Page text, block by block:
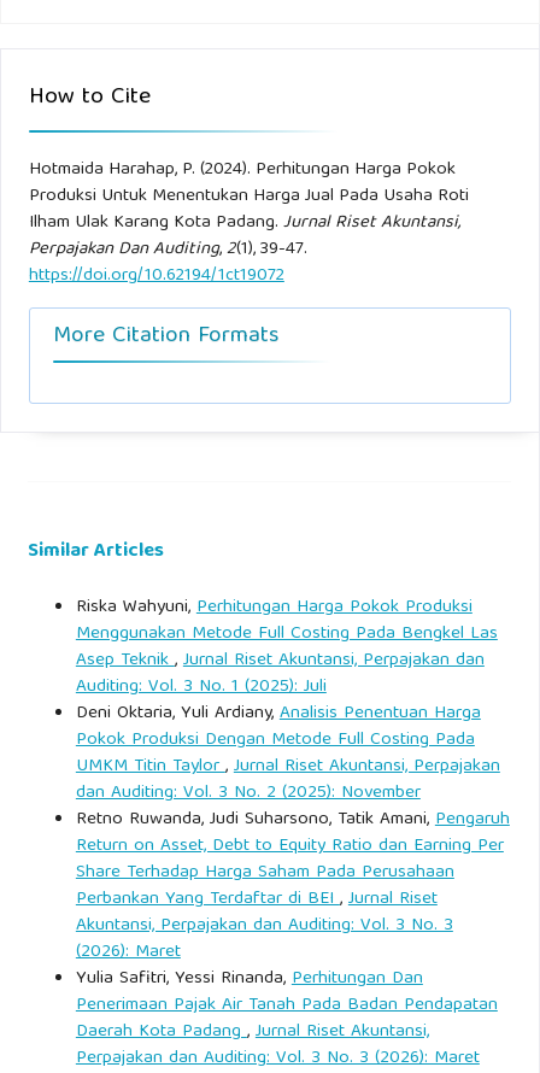
How to Cite
Hotmaida Harahap, P. (2024). Perhitungan Harga Pokok
Produksi Untuk Menentukan Harga Jual Pada Usaha Roti
Ilham Ulak Karang Kota Padang.Jurnal Riset Akuntansi,
Perpajakan Dan Auditing,2(1), 39-47.
https://doi.org/10.62194/1ct19072
More Citation Formats
Similar Articles
Riska Wahyuni,Perhitungan Harga Pokok Produksi
Menggunakan Metode Full Costing Pada Bengkel Las
Asep Teknik,Jurnal Riset Akuntansi, Perpajakan dan
Auditing: Vol. 3 No. 1 (2025): Juli
Deni Oktaria, Yuli Ardiany,Analisis Penentuan Harga
Pokok Produksi Dengan Metode Full Costing Pada
UMKM Titin Taylor,Jurnal Riset Akuntansi, Perpajakan
dan Auditing: Vol. 3 No. 2 (2025): November
Retno Ruwanda, Judi Suharsono, Tatik Amani,Pengaruh
Return on Asset, Debt to Equity Ratio dan Earning Per
Share Terhadap Harga Saham Pada Perusahaan
Perbankan Yang Terdaftar di BEI,Jurnal Riset
Akuntansi, Perpajakan dan Auditing: Vol. 3 No. 3
(2026): Maret
Yulia Safitri, Yessi Rinanda,Perhitungan Dan
Penerimaan Pajak Air Tanah Pada Badan Pendapatan
Daerah Kota Padang,Jurnal Riset Akuntansi,
Perpajakan dan Auditing: Vol. 3 No. 3 (2026): Maret